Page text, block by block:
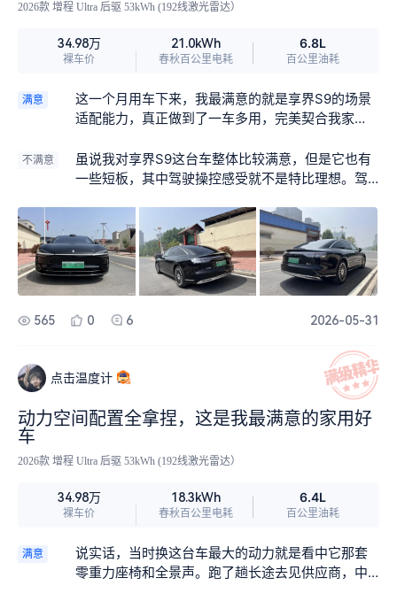
2026款 增程 Ultra 后驱 53kWh (192线激光雷达）
34.98万
裸车价
21.0kWh
春秋百公里电耗
6.8L
百公里油耗
满意
这一个月用车下来，我最满意的就是享界S9的场景
适配能力，真正做到了一车多用，完美契合我家
班，市区早晚高峰拥堵路段，车辆启停平顺、静谧
性拉满，没有燃油车的顿挫和噪音，通勤路上的疲
速行驶稳定，座椅舒适，长途乘车不压抑，老人小
孩坐车都不会觉得累。
不满意
虽说我对享界S9这台车整体比较满意，但是它也有
一些短板，其中驾驶操控感受就不是特比理想。驾
大型豪华轿车，它的调校明显偏向家用舒适取向，
和主打运动操控的车型相比有一定差距。
565 0 6 2026-05-31
点击温度计
动力空间配置全拿捏，这是我最满意的家用好
车
2026款 增程 Ultra 后驱 53kWh (192线激光雷达）
34.98万
裸车价
18.3kWh
春秋百公里电耗
6.4L
百公里油耗
满意
说实话，当时换这台车最大的动力就是看中它那套
零重力座椅和全景声。跑了趟长途去见供应商，中